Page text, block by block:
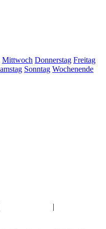
Mittwoch Donnerstag Freitag
Sonntag Wochenende
|